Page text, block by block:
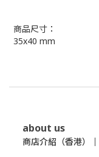
商品尺寸：
35x40 mm
about us
商店介紹（香港）